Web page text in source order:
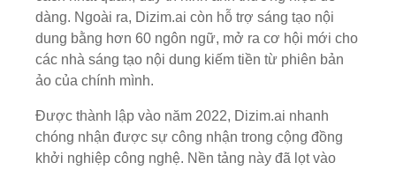
dàng. Ngoài ra, Dizim.ai còn hỗ trợ sáng tạo nội
dung bằng hơn 60 ngôn ngữ, mở ra cơ hội mới cho
các nhà sáng tạo nội dung kiếm tiền từ phiên bản
ảo của chính mình.
Được thành lập vào năm 2022, Dizim.ai nhanh
chóng nhận được sự công nhận trong cộng đồng
khởi nghiệp công nghệ. Nền tảng này đã lọt vào